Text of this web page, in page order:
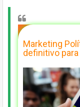
Marketing
definitivo